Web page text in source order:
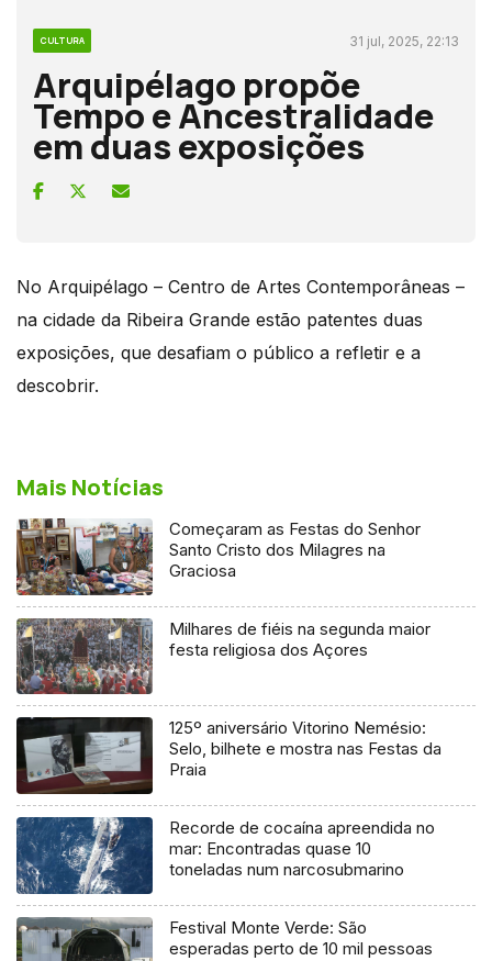
CULTURA 31 jul, 2025, 22:13
Arquipélago propõe
Tempo e Ancestralidade
em duas exposições
No Arquipélago – Centro de Artes Contemporâneas –
na cidade da Ribeira Grande estão patentes duas
exposições, que desafiam o público a refletir e a
descobrir.
Mais Notícias
Começaram as Festas do Senhor
Santo Cristo dos Milagres na
Graciosa
Milhares de fiéis na segunda maior
festa religiosa dos Açores
125º aniversário Vitorino Nemésio:
Selo, bilhete e mostra nas Festas da
Praia
Recorde de cocaína apreendida no
mar: Encontradas quase 10
toneladas num narcosubmarino
Festival Monte Verde: São
esperadas perto de 10 mil pessoas